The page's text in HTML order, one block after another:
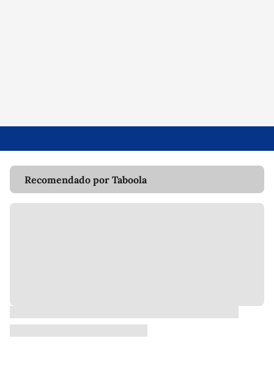
Recomendado por Taboola